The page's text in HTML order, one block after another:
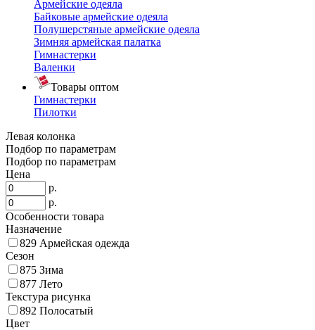
Армейские одеяла
Байковые армейские одеяла
Полушерстяные армейские одеяла
Зимняя армейская палатка
Гимнастерки
Валенки
Товары оптом
Гимнастерки
Пилотки
Левая колонка
Подбор по параметрам
Подбор по параметрам
Цена
р.
р.
Особенности товара
Назначение
829 Армейская одежда
Сезон
875 Зима
877 Лето
Текстура рисунка
892 Полосатый
Цвет